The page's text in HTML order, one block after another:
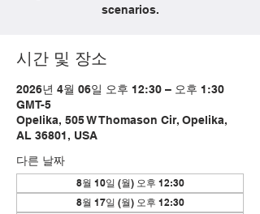
scenarios.
시간 및 장소
2026년 4월 06일 오후 12:30 – 오후 1:30
GMT-5
Opelika, 505 W Thomason Cir, Opelika,
AL 36801, USA
다른 날짜
8월 10일 (월) 오후 12:30
8월 17일 (월) 오후 12:30